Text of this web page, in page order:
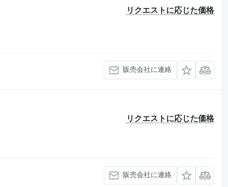
リクエストに応じた価格
販売会社に連絡
リクエストに応じた価格
販売会社に連絡